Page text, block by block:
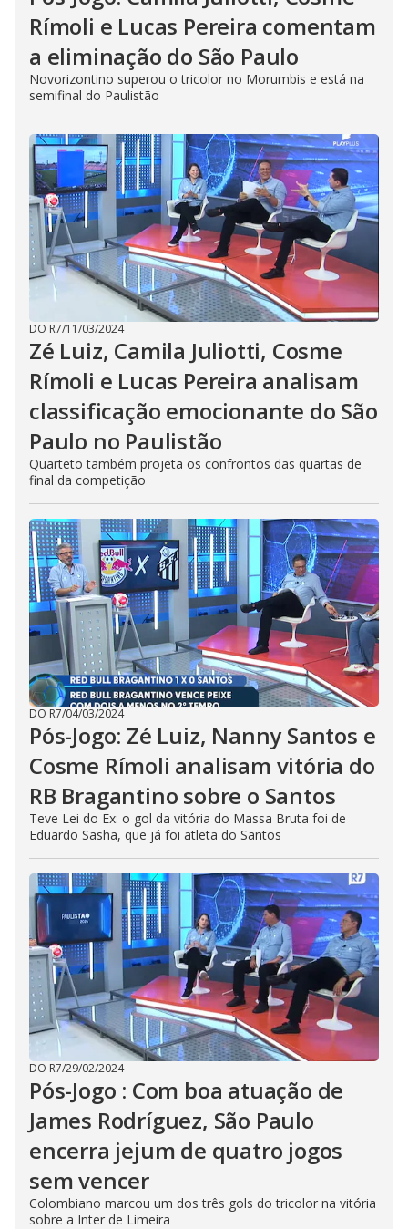
Rímoli e Lucas Pereira comentam
a eliminação do São Paulo
Novorizontino superou o tricolor no Morumbis e está na
semifinal do Paulistão
DO R7/11/03/2024
Zé Luiz, Camila Juliotti, Cosme
Rímoli e Lucas Pereira analisam
classificação emocionante do São
Paulo no Paulistão
Quarteto também projeta os confrontos das quartas de
final da competição
DO R7/04/03/2024
Pós-Jogo: Zé Luiz, Nanny Santos e
Cosme Rímoli analisam vitória do
RB Bragantino sobre o Santos
Teve Lei do Ex: o gol da vitória do Massa Bruta foi de
Eduardo Sasha, que já foi atleta do Santos
DO R7/29/02/2024
Pós-Jogo : Com boa atuação de
James Rodríguez, São Paulo
encerra jejum de quatro jogos
sem vencer
Colombiano marcou um dos três gols do tricolor na vitória
sobre a Inter de Limeira